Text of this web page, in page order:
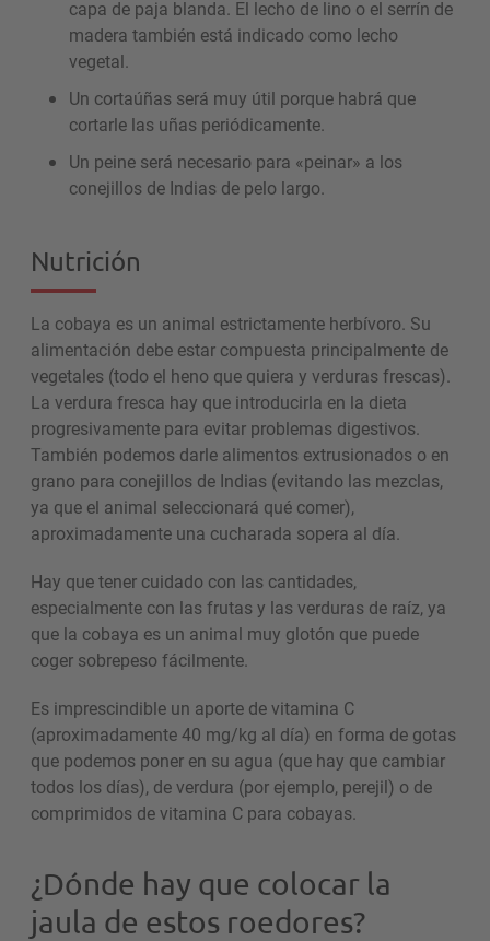
capa de paja blanda. El lecho de lino o el serrín de
madera también está indicado como lecho
vegetal.
Un cortaúñas será muy útil porque habrá que
cortarle las uñas periódicamente.
Un peine será necesario para «peinar» a los
conejillos de Indias de pelo largo.
Nutrición
La cobaya es un animal estrictamente herbívoro. Su
alimentación debe estar compuesta principalmente de
vegetales (todo el heno que quiera y verduras frescas).
La verdura fresca hay que introducirla en la dieta
progresivamente para evitar problemas digestivos.
También podemos darle alimentos extrusionados o en
grano para conejillos de Indias (evitando las mezclas,
ya que el animal seleccionará qué comer),
aproximadamente una cucharada sopera al día.
Hay que tener cuidado con las cantidades,
especialmente con las frutas y las verduras de raíz, ya
que la cobaya es un animal muy glotón que puede
coger sobrepeso fácilmente.
Es imprescindible un aporte de vitamina C
(aproximadamente 40 mg/kg al día) en forma de gotas
que podemos poner en su agua (que hay que cambiar
todos los días), de verdura (por ejemplo, perejil) o de
comprimidos de vitamina C para cobayas.
¿Dónde hay que colocar la
jaula de estos roedores?